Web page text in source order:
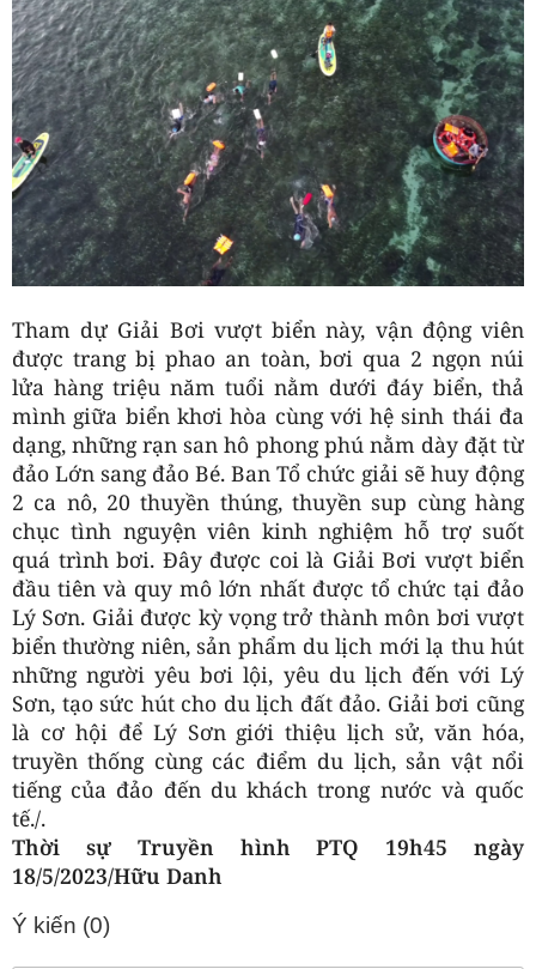
Tham dự Giải Bơi vượt biển này, vận động viên
được trang bị phao an toàn, bơi qua 2 ngọn núi
lửa hàng triệu năm tuổi nằm dưới đáy biển, thả
mình giữa biển khơi hòa cùng với hệ sinh thái đa
dạng, những rạn san hô phong phú nằm dày đặt từ
đảo Lớn sang đảo Bé. Ban Tổ chức giải sẽ huy động
2 ca nô, 20 thuyền thúng, thuyền sup cùng hàng
chục tình nguyện viên kinh nghiệm hỗ trợ suốt
quá trình bơi. Đây được coi là Giải Bơi vượt biển
đầu tiên và quy mô lớn nhất được tổ chức tại đảo
Lý Sơn. Giải được kỳ vọng trở thành môn bơi vượt
biển thường niên, sản phẩm du lịch mới lạ thu hút
những người yêu bơi lội, yêu du lịch đến với Lý
Sơn, tạo sức hút cho du lịch đất đảo. Giải bơi cũng
là cơ hội để Lý Sơn giới thiệu lịch sử, văn hóa,
truyền thống cùng các điểm du lịch, sản vật nổi
tiếng của đảo đến du khách trong nước và quốc
tế./.
Thời sự Truyền hình PTQ 19h45 ngày
18/5/2023/Hữu Danh
Ý kiến (0)